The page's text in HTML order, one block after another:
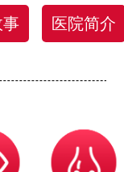
事 医院简介